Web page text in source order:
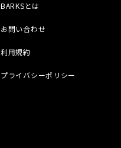
BARKSとは
お問い合わせ
利用規約
プライバシーポリシー